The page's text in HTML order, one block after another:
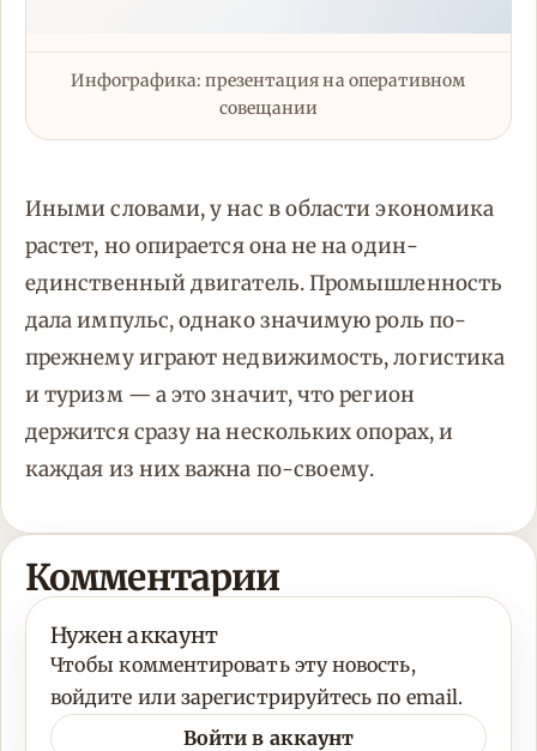
Инфографика: презентация на оперативном
совещании
Иными словами, у нас в области экономика
растет, но опирается она не на один-
единственный двигатель. Промышленность
дала импульс, однако значимую роль по-
прежнему играют недвижимость, логистика
и туризм — а это значит, что регион
держится сразу на нескольких опорах, и
каждая из них важна по-своему.
Комментарии
Нужен аккаунт
Чтобы комментировать эту новость,
войдите или зарегистрируйтесь по email.
Войти в аккаунт